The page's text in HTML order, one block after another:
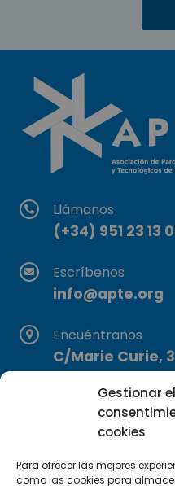
Gestionar el
cookies
Para ofrecer las mejores
como las cookies para
Llámanos
(+34) 951 23 13
Escríbenos
info@apte.org
Encuéntranos
C/Marie Curie,